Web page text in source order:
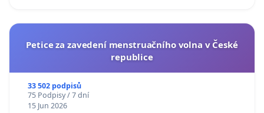
Petice za zavedení menstruačního volna v České
republice
33 502 podpisů
75 Podpisy / 7 dní
15 Jun 2026